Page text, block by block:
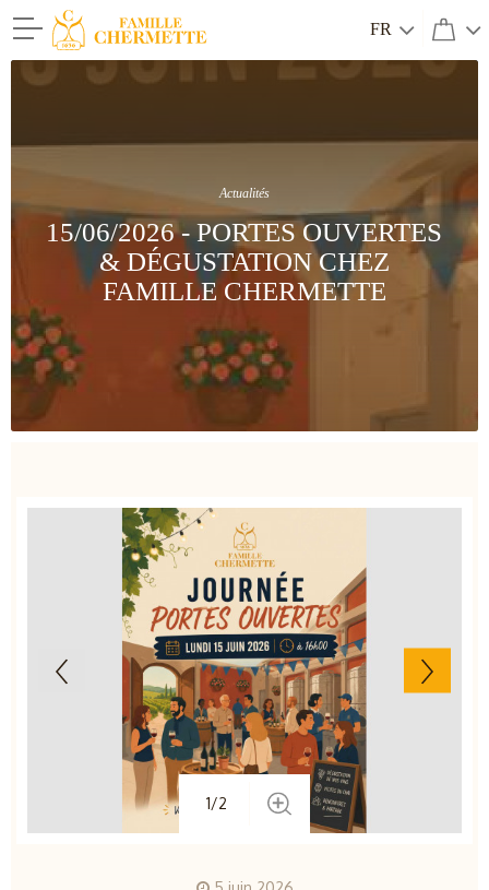
Famille Chermette
FR
Actualités
15/06/2026 - PORTES OUVERTES
& DÉGUSTATION CHEZ
FAMILLE CHERMETTE
1/2